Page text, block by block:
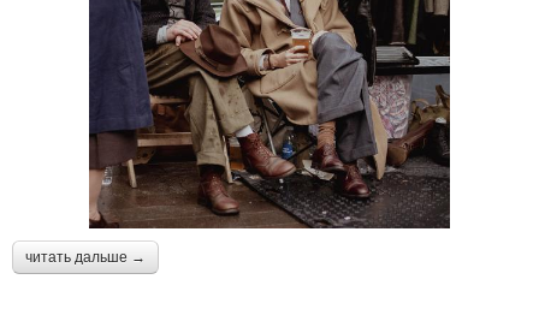
читать дальше →